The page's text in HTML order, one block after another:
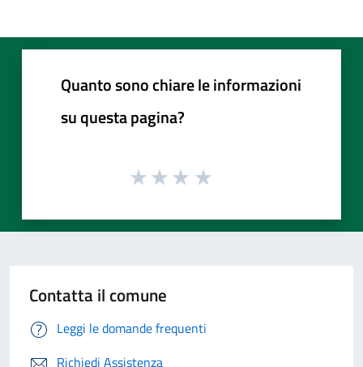
Quanto sono chiare le informazioni
su questa pagina?
Contatta il comune
Leggi le domande frequenti
Richiedi Assistenza